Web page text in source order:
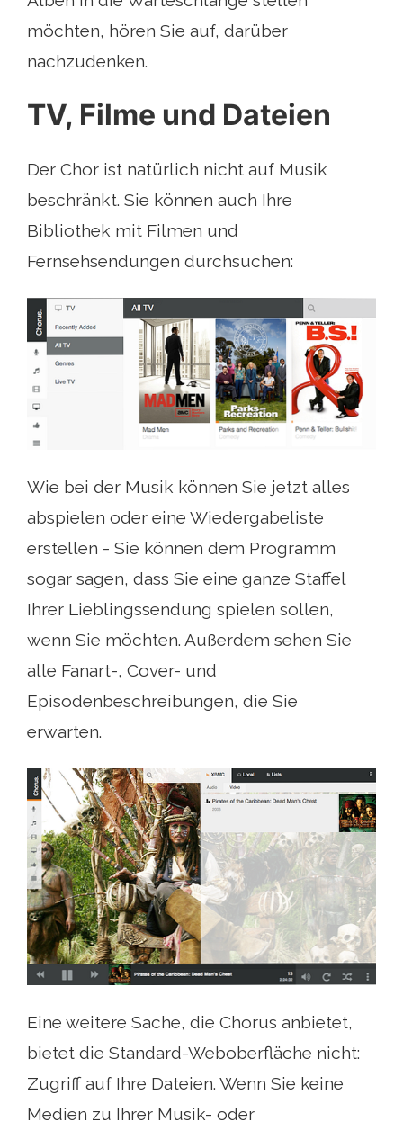
möchten, hören Sie auf, darüber
nachzudenken.
TV, Filme und Dateien
Der Chor ist natürlich nicht auf Musik
beschränkt. Sie können auch Ihre
Bibliothek mit Filmen und
Fernsehsendungen durchsuchen:
Wie bei der Musik können Sie jetzt alles
abspielen oder eine Wiedergabeliste
erstellen - Sie können dem Programm
sogar sagen, dass Sie eine ganze Staffel
Ihrer Lieblingssendung spielen sollen,
wenn Sie möchten. Außerdem sehen Sie
alle Fanart-, Cover- und
Episodenbeschreibungen, die Sie
erwarten.
Eine weitere Sache, die Chorus anbietet,
bietet die Standard-Weboberfläche nicht:
Zugriff auf Ihre Dateien. Wenn Sie keine
Medien zu Ihrer Musik- oder